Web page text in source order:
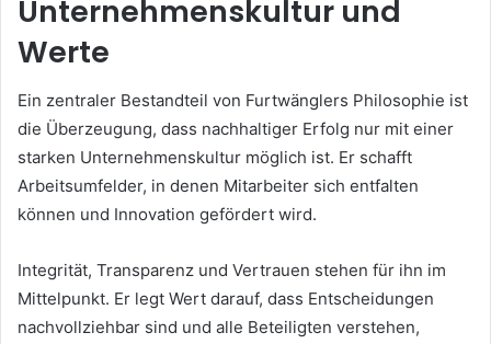
Unternehmenskultur und
Werte
Ein zentraler Bestandteil von Furtwänglers Philosophie ist
die Überzeugung, dass nachhaltiger Erfolg nur mit einer
starken Unternehmenskultur möglich ist. Er schafft
Arbeitsumfelder, in denen Mitarbeiter sich entfalten
können und Innovation gefördert wird.
Integrität, Transparenz und Vertrauen stehen für ihn im
Mittelpunkt. Er legt Wert darauf, dass Entscheidungen
nachvollziehbar sind und alle Beteiligten verstehen,